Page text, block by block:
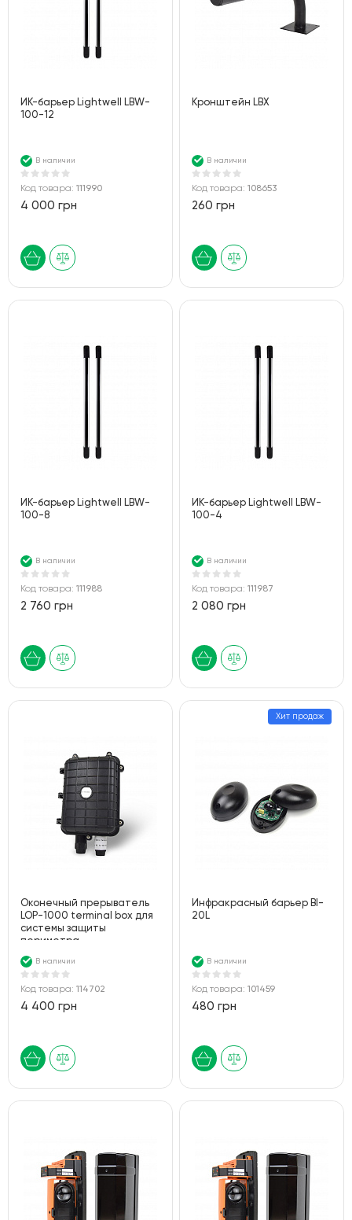
ИК-барьер Lightwell LBW-
100-12
В наличии
Код товара: 111990
4 000 грн
Кронштейн LBX
В наличии
Код товара:108653
260 грн
ИК-барьер Lightwell LBW-
100-8
В наличии
Код товара: 111988
2 760 грн
ИК-барьер Lightwell LBW-
100-4
В наличии
Код товара:111987
2 080 грн
Оконечный прерыватель
LOP-1000 terminal box для
системы защиты
периметра
В наличии
Код товара: 114702
4 400 грн
Хит продаж
Инфракрасный барьер BI-
20L
В наличии
Код товара:101459
480 грн